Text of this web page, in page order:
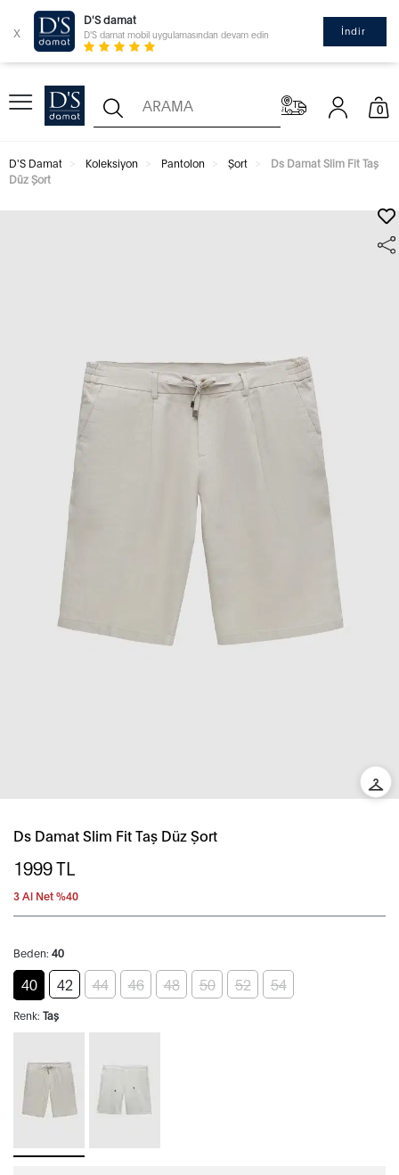
x
D'S damat
D'S damat mobil uygulamasından devam edin İndir
0
D'S Damat Koleksiyon Pantolon Şort
Ds Damat Slim Fit Taş
Düz Şort
Ds Damat Slim Fit Taş Düz Şort
1999TL
3 Al Net %40
Beden: 40
40 42 44 46 48 50 52 54
Renk: Taş